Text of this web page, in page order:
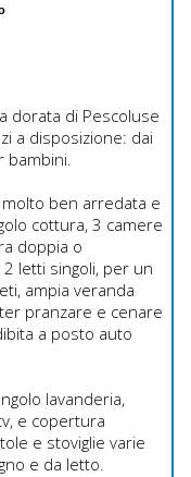
dorata di Pescoluse
a disposizione: dai
bambini.
ben arredata e
cottura, 3 camere
doppia o
letti singoli, per un
ampia veranda
pranzare e cenare
a posto auto
lavanderia,
e copertura
e stoviglie varie
e da letto.